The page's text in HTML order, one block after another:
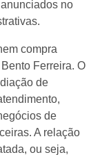
no
compra
Ferreira. O
de
de
A relação
ou seja,